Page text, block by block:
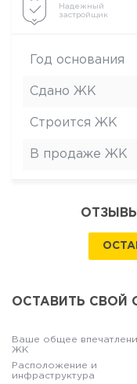
Надежный
застройщик
Год основания
Сдано ЖК
Строится ЖК
В продаже ЖК
ОТЗЫВЫ
ОСТАВИТЬ СВОЙ
Ваше общее
ЖК
Расположение и
инфраструктура